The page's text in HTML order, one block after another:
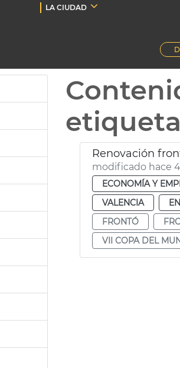
LA CIUDAD
etiqueta
Renovación
modificado hace
ECONOMÍA Y
VALENCIA
FRONTÓ
VII COPA DEL